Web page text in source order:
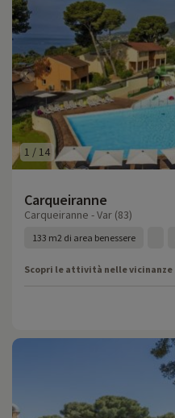
1 / 14
Carqueiranne
Carqueiranne - Var (83)
133 m2 di area benessere
Scopri le attività nelle vicinanze